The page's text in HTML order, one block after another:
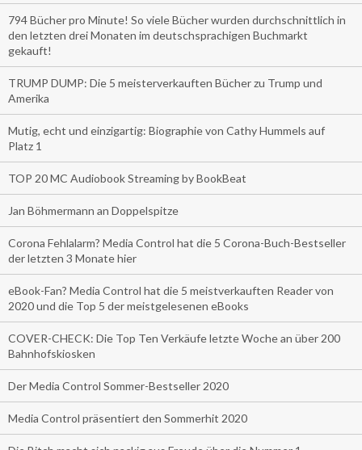
794 Bücher pro Minute! So viele Bücher wurden durchschnittlich in
den letzten drei Monaten im deutschsprachigen Buchmarkt
gekauft!
TRUMP DUMP: Die 5 meisterverkauften Bücher zu Trump und
Amerika
Mutig, echt und einzigartig: Biographie von Cathy Hummels auf
Platz 1
TOP 20 MC Audiobook Streaming by BookBeat
Jan Böhmermann an Doppelspitze
Corona Fehlalarm? Media Control hat die 5 Corona-Buch-Bestseller
der letzten 3 Monate hier
eBook-Fan? Media Control hat die 5 meistverkauften Reader von
2020 und die Top 5 der meistgelesenen eBooks
COVER-CHECK: Die Top Ten Verkäufe letzte Woche an über 200
Bahnhofskiosken
Der Media Control Sommer-Bestseller 2020
Media Control präsentiert den Sommerhit 2020